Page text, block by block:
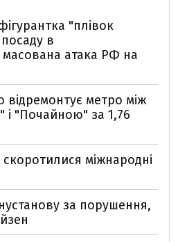
"плівок
в
масована атака РФ на
відремонтує метро між
і "Почайною" за 1,76
скоротилися міжнародні
за порушення,